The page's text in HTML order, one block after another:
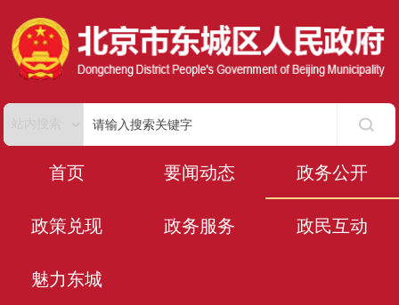
首页 要闻动态 政务公开
政策兑现 政务服务 政民互动
魅力东城